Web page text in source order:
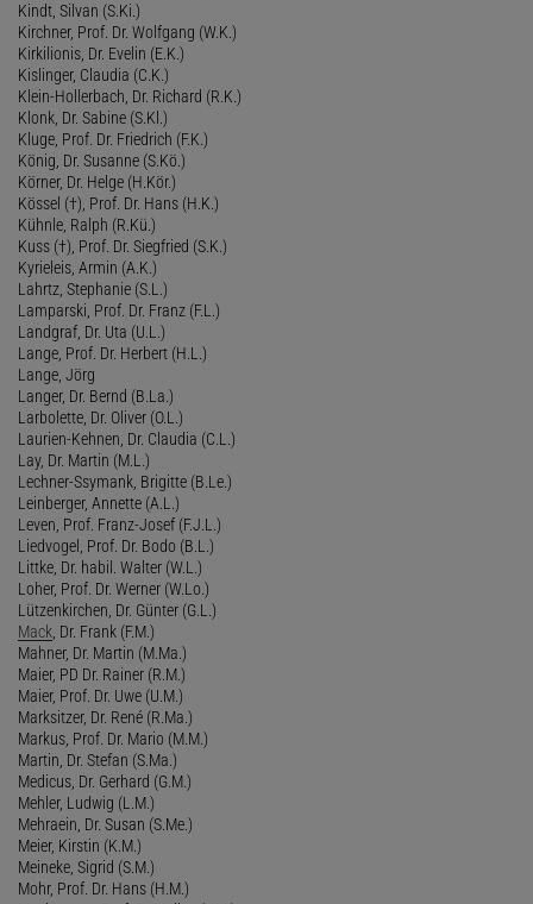
Kindt, Silvan (S.Ki.)
Kirchner, Prof. Dr. Wolfgang (W.K.)
Kirkilionis, Dr. Evelin (E.K.)
Kislinger, Claudia (C.K.)
Klein-Hollerbach, Dr. Richard (R.K.)
Klonk, Dr. Sabine (S.Kl.)
Kluge, Prof. Dr. Friedrich (F.K.)
König, Dr. Susanne (S.Kö.)
Körner, Dr. Helge (H.Kör.)
Kössel (†), Prof. Dr. Hans (H.K.)
Kühnle, Ralph (R.Kü.)
Kuss (†), Prof. Dr. Siegfried (S.K.)
Kyrieleis, Armin (A.K.)
Lahrtz, Stephanie (S.L.)
Lamparski, Prof. Dr. Franz (F.L.)
Landgraf, Dr. Uta (U.L.)
Lange, Prof. Dr. Herbert (H.L.)
Lange, Jörg
Langer, Dr. Bernd (B.La.)
Larbolette, Dr. Oliver (O.L.)
Laurien-Kehnen, Dr. Claudia (C.L.)
Lay, Dr. Martin (M.L.)
Lechner-Ssymank, Brigitte (B.Le.)
Leinberger, Annette (A.L.)
Leven, Prof. Franz-Josef (F.J.L.)
Liedvogel, Prof. Dr. Bodo (B.L.)
Littke, Dr. habil. Walter (W.L.)
Loher, Prof. Dr. Werner (W.Lo.)
Lützenkirchen, Dr. Günter (G.L.)
Mack , Dr. Frank (F.M.)
Mahner, Dr. Martin (M.Ma.)
Maier, PD Dr. Rainer (R.M.)
Maier, Prof. Dr. Uwe (U.M.)
Marksitzer, Dr. René (R.Ma.)
Markus, Prof. Dr. Mario (M.M.)
Martin, Dr. Stefan (S.Ma.)
Medicus, Dr. Gerhard (G.M.)
Mehler, Ludwig (L.M.)
Mehraein, Dr. Susan (S.Me.)
Meier, Kirstin (K.M.)
Meineke, Sigrid (S.M.)
Mohr, Prof. Dr. Hans (H.M.)